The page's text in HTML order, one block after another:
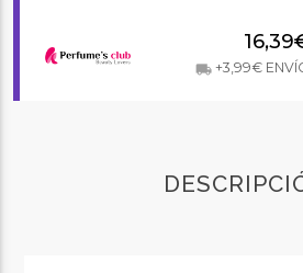
local_shipping+3,99€